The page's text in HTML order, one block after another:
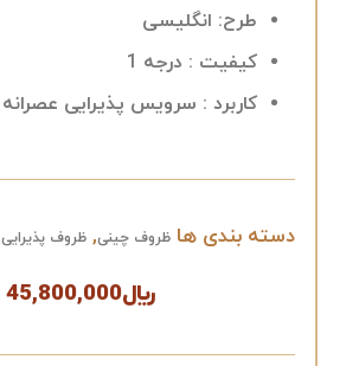
طرح: انگلیسی
کیفیت : درجه 1
کاربرد : سرویس پذیرایی عصرانه
دسته بندی ها ظروف چینی, ظروف پذیرایی
﷼45,800,000